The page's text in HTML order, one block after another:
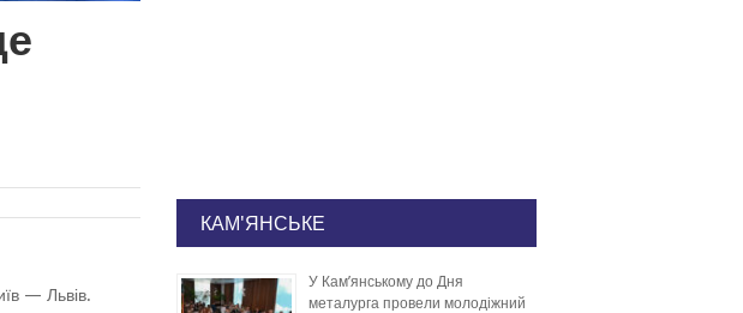
— Львів.
КАМ'ЯНСЬКЕ
У Кам’янському до Дня
металурга провели молодіжний